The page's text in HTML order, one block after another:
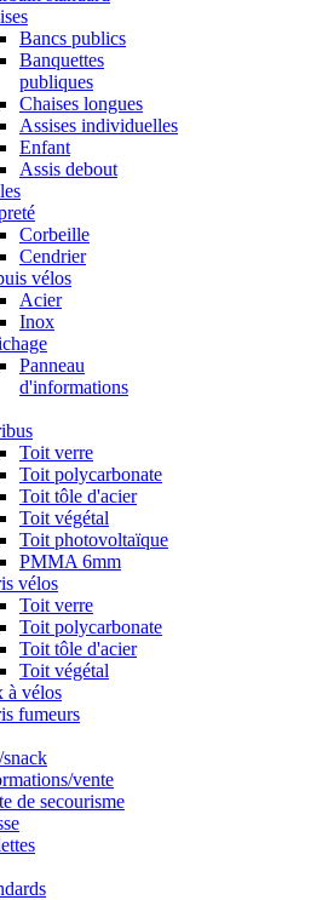
Bancs publics
Banquettes
publiques
Chaises longues
Assises individuelles
Enfant
Assis debout
Corbeille
Cendrier
vélos
Acier
Inox
Panneau
d'informations
Toit verre
Toit polycarbonate
Toit tôle d'acier
Toit végétal
Toit photovoltaïque
PMMA 6mm
vélos
Toit verre
Toit polycarbonate
Toit tôle d'acier
Toit végétal
à vélos
fumeurs
vente
de secourisme